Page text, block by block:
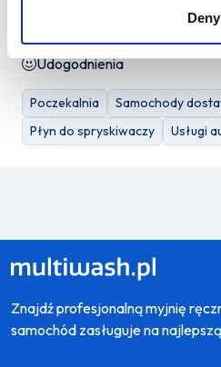
Deny
Udogodnienia
Poczekalnia Samochody
Płyn do spryskiwaczy
Usługi
Znajdź profesjonalną myjnię
samochód zasługuje na